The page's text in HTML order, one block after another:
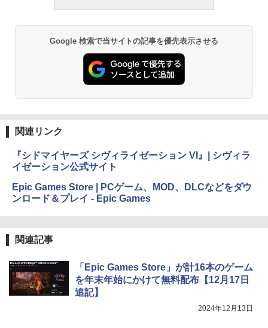
Google 検索で当サイトの記事を優先表示させる
関連リンク
『シドマイヤーズ シヴィライゼーション VI』| シヴィラ
イゼーション公式サイト
Epic Games Store | PCゲーム、MOD、DLCなどをダウ
ンロード＆プレイ - Epic Games
関連記事
「Epic Games Store」が計16本のゲーム
を年末年始にかけて無料配布【12月17日
追記】
2024年12月13日